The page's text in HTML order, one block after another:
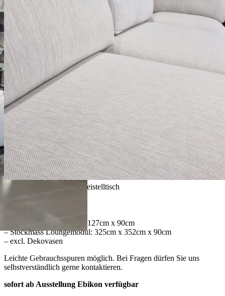
Next
– Outdoor Lounge inkl. Beistelltisch
– Mass Daybed: 225cm x 127cm x 90cm
– Stockmass Loungemodul: 325cm x 352cm x 90cm
– excl. Dekovasen
Leichte Gebrauchsspuren möglich. Bei Fragen dürfen Sie uns
selbstverständlich gerne kontaktieren.
sofort ab Ausstellung Ebikon verfügbar